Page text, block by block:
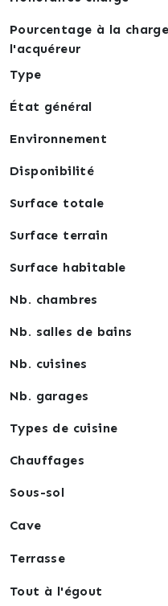
Pourcentage à la
l'acquéreur
Type
État général
Environnement
Disponibilité
Surface totale
Surface terrain
Surface habitable
Nb. chambres
Nb. salles de bains
Nb. cuisines
Nb. garages
Types de cuisine
Chauffages
Sous-sol
Cave
Terrasse
Tout à l'égout